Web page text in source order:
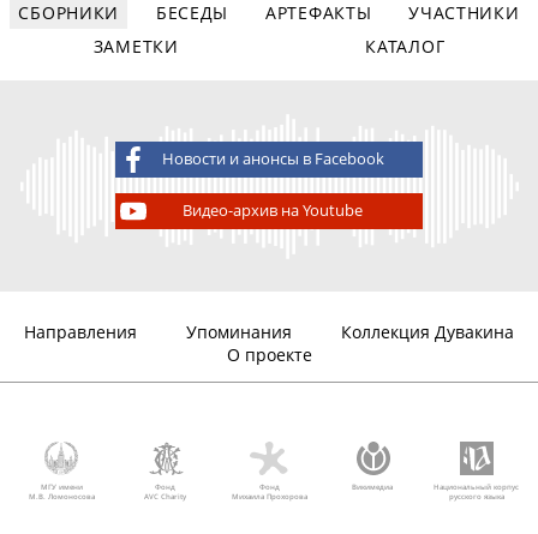
СБОРНИКИ БЕСЕДЫ АРТЕФАКТЫ
УЧАСТНИКИ
ЗАМЕТКИ
КАТАЛОГ
Новости и анонсы в Facebook
Видео-архив на Youtube
Направления Упоминания
Коллекция Дувакина
О проекте
МГУ имени
М.В. Ломоносова
Фонд
AVC Charity
Фонд
Михаила Прохорова
Викимедиа
Национальный корпус
русского языка